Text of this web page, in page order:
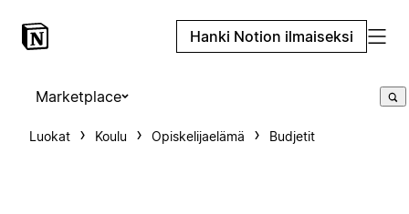
Hanki Notion ilmaiseksi
Marketplace
Luokat Koulu Opiskelijaelämä Budjetit